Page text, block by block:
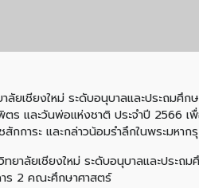
ยเชียงใหม่ ระดับอนุบาลและประถม
ตร และวันพ่อแห่งชาติ ประจำปี
การะ และกล่าวน้อมรำลึกในพระม
ยาลัยเชียงใหม่ ระดับอนุบาลและปร
ร 2 คณะศึกษาศาสตร์